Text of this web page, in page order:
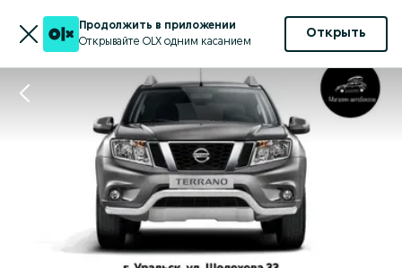
Продолжить в приложении
Открывайте OLX одним касанием
Открыть